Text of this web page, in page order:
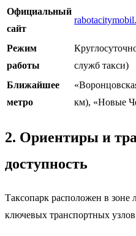
Официальный
сайт
Режим
работы
служб такси)
Ближайшее
метро
км), «Новые
2. Ориентиры и
доступность
Таксопарк расположен в зоне
ключевых транспортных